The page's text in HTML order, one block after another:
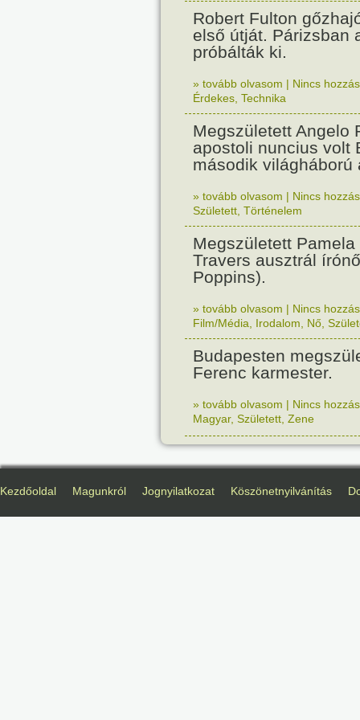
Robert Fulton
első útját. Párizsban
próbálták ki.
» tovább olvasom | Nincs
Érdekes Technika
Megszületett Angelo
apostoli nuncius volt
második világháború
» tovább olvasom | Nincs
Született Történelem
Megszületett Pamela
Travers ausztrál
Poppins).
» tovább olvasom | Nincs
Film/Média
Irodalom Nő
Budapesten
Ferenc karmester.
» tovább olvasom | Nincs
Magyar, Született Zene
Kezdőoldal Magunkról Jognyilatkozat Köszönetnyilvánítás